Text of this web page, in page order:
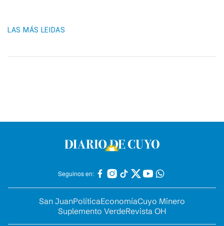
LAS MÁS LEIDAS
Seguinos en:
San JuanPolíticaEconomíaCuyo Minero
Suplemento VerdeRevista OH